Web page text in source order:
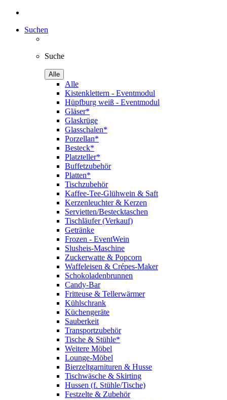
Suchen
Suche
Alle
Alle
Kistenklettern - Eventmodul
Hüpfburg weiß - Eventmodul
Gläser*
Glaskrüge
Glasschalen*
Porzellan*
Besteck*
Platzteller*
Buffetzubehör
Platten*
Tischzubehör
Kaffee-Tee-Glühwein & Saft
Kerzenleuchter & Kerzen
Servietten/Bestecktaschen
Tischläufer (Verkauf)
Getränke
Frozen - EventWein
Slusheis-Maschine
Zuckerwatte & Popcorn
Waffeleisen & Crépes-Maker
Schokoladenbrunnen
Candy-Bar
Fritteuse & Tellerwärmer
Kühlschrank
Küchengeräte
Sauberkeit
Transportzubehör
Tische & Stühle*
Weitere Möbel
Lounge-Möbel
Bierzeltgarnituren & Husse
Tischwäsche & Skirting
Hussen (f. Stühle/Tische)
Festzelte & Zubehör